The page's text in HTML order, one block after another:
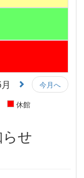
今月へ
休館
せ